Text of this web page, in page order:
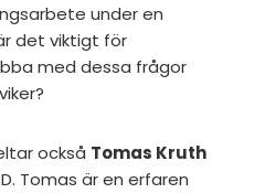
under en
det viktigt för
med dessa frågor
också Tomas Kruth
Tomas är en erfaren